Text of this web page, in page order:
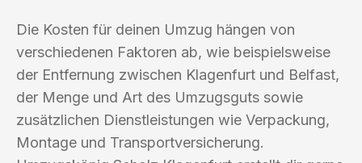
Die Kosten für deinen Umzug hängen von
verschiedenen Faktoren ab, wie beispielsweise
der Entfernung zwischen Klagenfurt und Belfast,
der Menge und Art des Umzugsguts sowie
zusätzlichen Dienstleistungen wie Verpackung,
Montage und Transportversicherung.